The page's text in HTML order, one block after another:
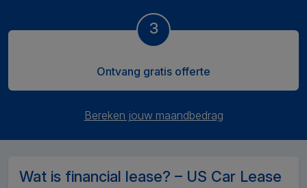
3
Ontvang gratis offerte
Bereken jouw maandbedrag
Wat is financial lease? – US Car Lease